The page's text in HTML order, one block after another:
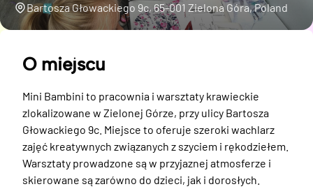
Bartosza Głowackiego 9c, 65-001 Zielona Góra, Poland
O miejscu
Mini Bambini to pracownia i warsztaty krawieckie
zlokalizowane w Zielonej Górze, przy ulicy Bartosza
Głowackiego 9c. Miejsce to oferuje szeroki wachlarz
zajęć kreatywnych związanych z szyciem i rękodziełem.
Warsztaty prowadzone są w przyjaznej atmosferze i
skierowane są zarówno do dzieci, jak i dorosłych.